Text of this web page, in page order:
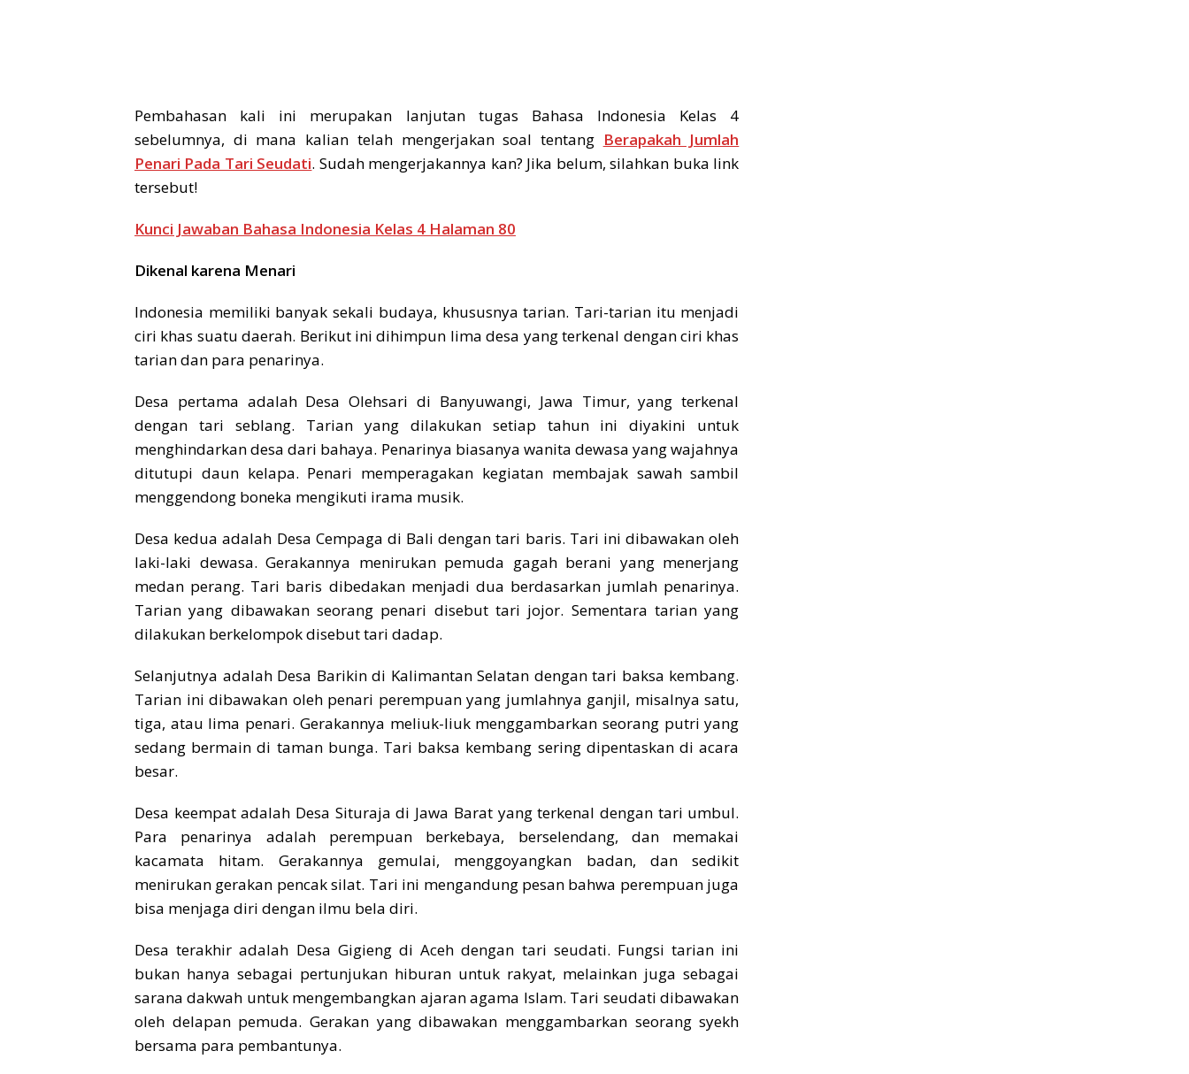
Pembahasan kali ini merupakan lanjutan tugas Bahasa Indonesia Kelas 4
sebelumnya, di mana kalian telah mengerjakan soal tentang Berapakah Jumlah
Penari Pada Tari Seudati. Sudah mengerjakannya kan? Jika belum, silahkan buka link
tersebut!
Kunci Jawaban Bahasa Indonesia Kelas 4 Halaman 80
Dikenal karena Menari
Indonesia memiliki banyak sekali budaya, khususnya tarian. Tari-tarian itu menjadi
ciri khas suatu daerah. Berikut ini dihimpun lima desa yang terkenal dengan ciri khas
tarian dan para penarinya.
Desa pertama adalah Desa Olehsari di Banyuwangi, Jawa Timur, yang terkenal
dengan tari seblang. Tarian yang dilakukan setiap tahun ini diyakini untuk
menghindarkan desa dari bahaya. Penarinya biasanya wanita dewasa yang wajahnya
ditutupi daun kelapa. Penari memperagakan kegiatan membajak sawah sambil
menggendong boneka mengikuti irama musik.
Desa kedua adalah Desa Cempaga di Bali dengan tari baris. Tari ini dibawakan oleh
laki-laki dewasa. Gerakannya menirukan pemuda gagah berani yang menerjang
medan perang. Tari baris dibedakan menjadi dua berdasarkan jumlah penarinya.
Tarian yang dibawakan seorang penari disebut tari jojor. Sementara tarian yang
dilakukan berkelompok disebut tari dadap.
Selanjutnya adalah Desa Barikin di Kalimantan Selatan dengan tari baksa kembang.
Tarian ini dibawakan oleh penari perempuan yang jumlahnya ganjil, misalnya satu,
tiga, atau lima penari. Gerakannya meliuk-liuk menggambarkan seorang putri yang
sedang bermain di taman bunga. Tari baksa kembang sering dipentaskan di acara
besar.
Desa keempat adalah Desa Situraja di Jawa Barat yang terkenal dengan tari umbul.
Para penarinya adalah perempuan berkebaya, berselendang, dan memakai
kacamata hitam. Gerakannya gemulai, menggoyangkan badan, dan sedikit
menirukan gerakan pencak silat. Tari ini mengandung pesan bahwa perempuan juga
bisa menjaga diri dengan ilmu bela diri.
Desa terakhir adalah Desa Gigieng di Aceh dengan tari seudati. Fungsi tarian ini
bukan hanya sebagai pertunjukan hiburan untuk rakyat, melainkan juga sebagai
sarana dakwah untuk mengembangkan ajaran agama Islam. Tari seudati dibawakan
oleh delapan pemuda. Gerakan yang dibawakan menggambarkan seorang syekh
bersama para pembantunya.